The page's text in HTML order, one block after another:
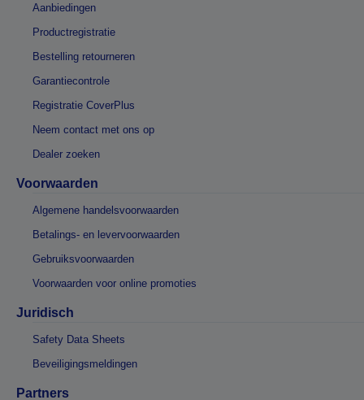
Aanbiedingen
Productregistratie
Bestelling retourneren
Garantiecontrole
Registratie CoverPlus
Neem contact met ons op
Dealer zoeken
Voorwaarden
Algemene handelsvoorwaarden
Betalings- en levervoorwaarden
Gebruiksvoorwaarden
Voorwaarden voor online promoties
Juridisch
Safety Data Sheets
Beveiligingsmeldingen
Partners